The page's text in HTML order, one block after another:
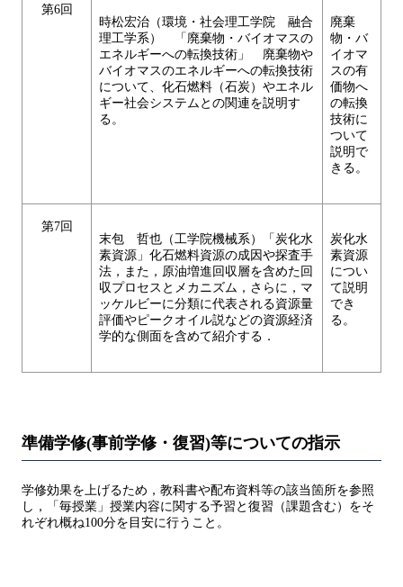
第6回
時松宏治（環境・社会理工学院 融合
理工学系） 「廃棄物・バイオマスの
エネルギーへの転換技術」 廃棄物や
バイオマスのエネルギーへの転換技術
について、化石燃料（石炭）やエネル
ギー社会システムとの関連を説明す
る。
廃棄
物・バ
イオマ
スの有
価物へ
の転換
技術に
ついて
説明で
きる。
第7回
末包 哲也（工学院機械系）「炭化水
素資源」化石燃料資源の成因や探査手
法，また，原油増進回収層を含めた回
収プロセスとメカニズム，さらに，マ
ッケルビーに分類に代表される資源量
評価やピークオイル説などの資源経済
学的な側面を含めて紹介する．
炭化水
素資源
につい
て説明
でき
る。
準備学修(事前学修・復習)等についての指示
学修効果を上げるため，教科書や配布資料等の該当箇所を参照
し，「毎授業」授業内容に関する予習と復習（課題含む）をそ
れぞれ概ね100分を目安に行うこと。